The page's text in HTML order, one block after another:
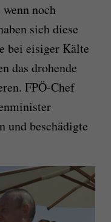
noch
sich diese
bei eisiger Kälte
das drohende
FPÖ-Chef
und beschädigte